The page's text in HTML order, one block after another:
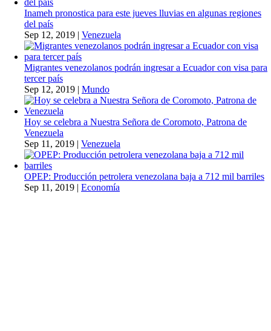
Inameh pronostica para este jueves lluvias en algunas regiones
del país
Sep 12, 2019 | Venezuela
Migrantes venezolanos podrán ingresar a Ecuador con visa para
tercer país
Sep 12, 2019 | Mundo
Hoy se celebra a Nuestra Señora de Coromoto, Patrona de
Venezuela
Sep 11, 2019 | Venezuela
OPEP: Producción petrolera venezolana baja a 712 mil barriles
Sep 11, 2019 | Economía